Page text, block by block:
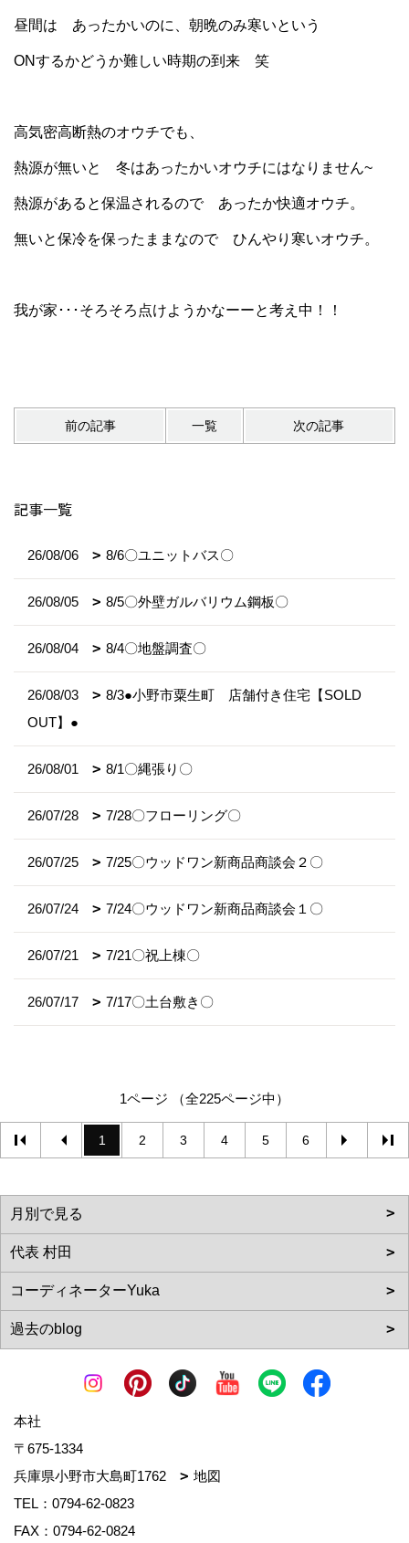
昼間は あったかいのに、朝晩のみ寒いという
ONするかどうか難しい時期の到来 笑
高気密高断熱のオウチでも、
熱源が無いと 冬はあったかいオウチにはなりません~
熱源があると保温されるので あったか快適オウチ。
無いと保冷を保ったままなので ひんやり寒いオウチ。
我が家･･･そろそろ点けようかなーーと考え中！！
前の記事 一覧 次の記事
記事一覧
26/08/06 8/6〇ユニットバス〇
26/08/05 8/5〇外壁ガルバリウム鋼板〇
26/08/04 8/4〇地盤調査〇
26/08/03
8/3●小野市粟生町 店舗付き住宅【SOLD
OUT】●
26/08/01 8/1〇縄張り〇
26/07/28 7/28〇フローリング〇
26/07/25 7/25〇ウッドワン新商品商談会２〇
26/07/24 7/24〇ウッドワン新商品商談会１〇
26/07/21 7/21〇祝上棟〇
26/07/17 7/17〇土台敷き〇
1ページ （全225ページ中）
1 2 3 4 5 6
本社
〒675-1334
兵庫県小野市大島町1762
地図
TEL： 0794-62-0823
FAX：0794-62-0824